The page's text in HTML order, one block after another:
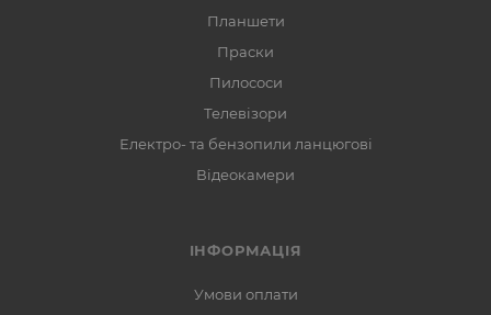
Планшети
Праски
Пилососи
Телевізори
Електро- та бензопили ланцюгові
Відеокамери
ІНФОРМАЦІЯ
Умови оплати